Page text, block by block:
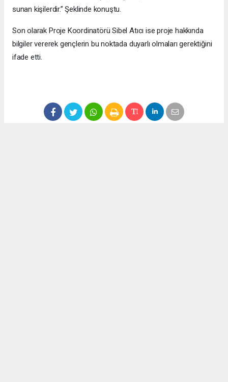
sunan kişilerdir.” Şeklinde konuştu.
Son olarak Proje Koordinatörü Sibel Atıcı ise proje hakkında
bilgiler vererek gençlerin bu noktada duyarlı olmaları gerektiğini
ifade etti.